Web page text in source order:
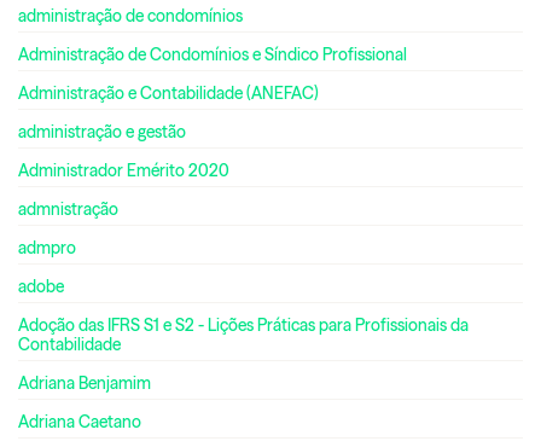
administração de condomínios
Administração de Condomínios e Síndico Profissional
Administração e Contabilidade (ANEFAC)
administração e gestão
Administrador Emérito 2020
admnistração
admpro
adobe
Adoção das IFRS S1 e S2 - Lições Práticas para Profissionais da
Contabilidade
Adriana Benjamim
Adriana Caetano